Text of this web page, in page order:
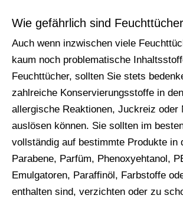
Wie gefährlich sind
Auch wenn inzwischen viele
kaum noch problematische
Feuchttücher, sollten Sie stets
zahlreiche Konservierungsstoffe in
allergische Reaktionen, Juckreiz oder
auslösen können. Sie sollten im besten
vollständig auf bestimmte Produkte in
Parabene, Parfüm, Phenoxyehtanol,
Emulgatoren, Paraffinöl, Farbstoffe
enthalten sind, verzichten oder zu